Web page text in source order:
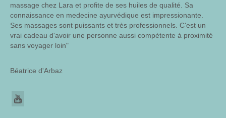
massage chez Lara et profite de ses huiles de qualité. Sa
connaissance en medecine ayurvédique est impressionante.
Ses massages sont puissants et très professionnels. C'est un
vrai cadeau d'avoir une personne aussi compétente à proximité
sans voyager loin"
Béatrice d'Arbaz